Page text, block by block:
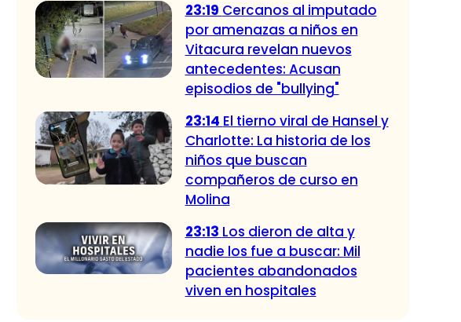
23:19 Cercanos al imputado
por amenazas a niños en
Vitacura revelan nuevos
antecedentes: Acusan
episodios de "bullying"
23:14 El tierno viral de Hansel y
Charlotte: La historia de los
niños que buscan
compañeros de curso en
Molina
23:13 Los dieron de alta y
nadie los fue a buscar: Mil
pacientes abandonados
viven en hospitales